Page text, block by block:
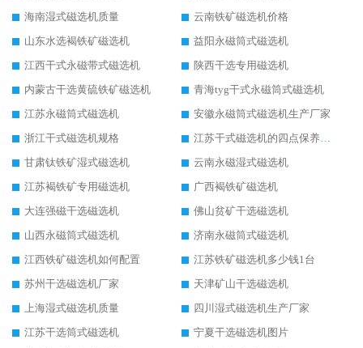
海南湿式磁选机质量
云南铁矿磁选机价格
山东水选褐铁矿磁选机
益阳永磁筒式磁选机
江西干式永磁带式磁选机
陕西干选专用磁选机
内蒙古干选黄硫铁矿磁选机
青海tyg干式永磁筒式磁选机
江苏永磁筒式磁选机
安徽永磁筒式磁选机生产厂家
浙江干式磁选机规格
江苏干式磁选机的四点保养秘籍
甘肃钛铁矿湿式磁选机
云南永磁湿式磁选机
江苏褐铁矿专用磁选机
广西褐铁矿磁选机
大连强磁干选磁选机
佛山贫矿干选磁选机
山西永磁筒式磁选机
济南永磁筒式磁选机
江西铁矿磁选机如何配置
江苏铁矿磁选机多少钱1台
苏州干选磁选机厂家
天津矿山干选磁选机
上海湿式磁选机质量
四川湿式磁选机生产厂家
江苏干选筒式磁选机
宁夏干选磁选机图片